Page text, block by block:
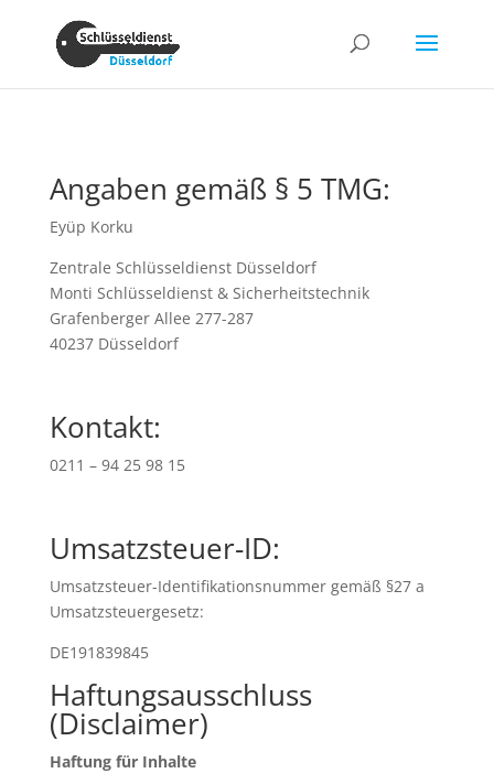
Angaben gemäß § 5 TMG:
Eyüp Korku
Zentrale Schlüsseldienst Düsseldorf
Monti Schlüsseldienst & Sicherheitstechnik
Grafenberger Allee 277-287
40237 Düsseldorf
Kontakt:
0211 – 94 25 98 15
Umsatzsteuer-ID:
Umsatzsteuer-Identifikationsnummer gemäß §27 a
Umsatzsteuergesetz:
DE191839845
Haftungsausschluss
(Disclaimer)
Haftung für Inhalte